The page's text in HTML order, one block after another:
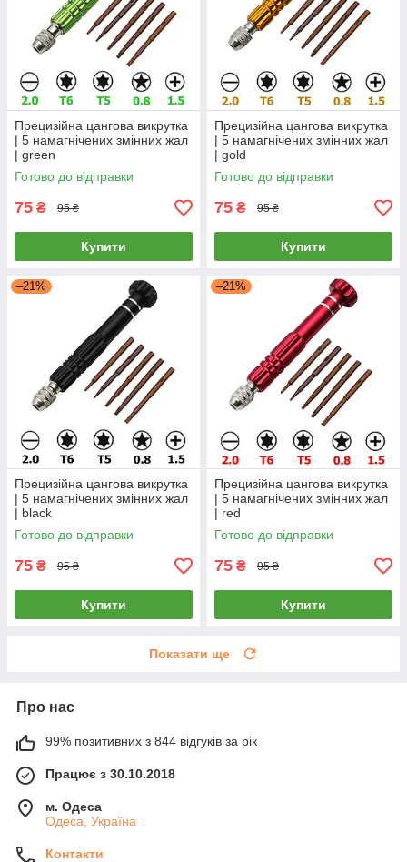
Прецизійна цангова викрутка
| 5 намагнічених змінних жал
| green
Готово до відправки
75 ₴ 95 ₴
Купити
Прецизійна цангова викрутка
| 5 намагнічених змінних жал
| gold
Готово до відправки
75 ₴ 95 ₴
Купити
–21%
Прецизійна цангова викрутка
| 5 намагнічених змінних жал
| black
Готово до відправки
75 ₴ 95 ₴
Купити
–21%
Прецизійна цангова викрутка
| 5 намагнічених змінних жал
| red
Готово до відправки
75 ₴ 95 ₴
Купити
Показати ще
Про нас
99% позитивних з 844 відгуків за рік
Працює з 30.10.2018
м. Одеса
Одеса, Україна
Контакти